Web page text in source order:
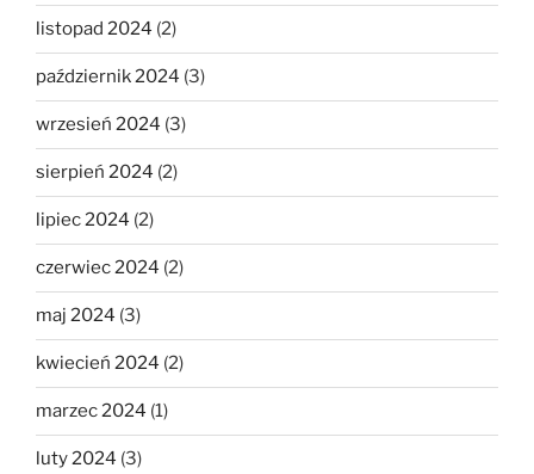
listopad 2024 (2)
październik 2024 (3)
wrzesień 2024 (3)
sierpień 2024 (2)
lipiec 2024 (2)
czerwiec 2024 (2)
maj 2024 (3)
kwiecień 2024 (2)
marzec 2024 (1)
luty 2024 (3)